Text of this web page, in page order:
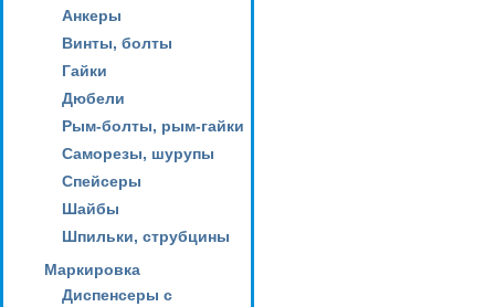
Анкеры
Винты, болты
Гайки
Дюбели
Рым-болты, рым-гайки
Саморезы, шурупы
Спейсеры
Шайбы
Шпильки, струбцины
Маркировка
Диспенсеры с